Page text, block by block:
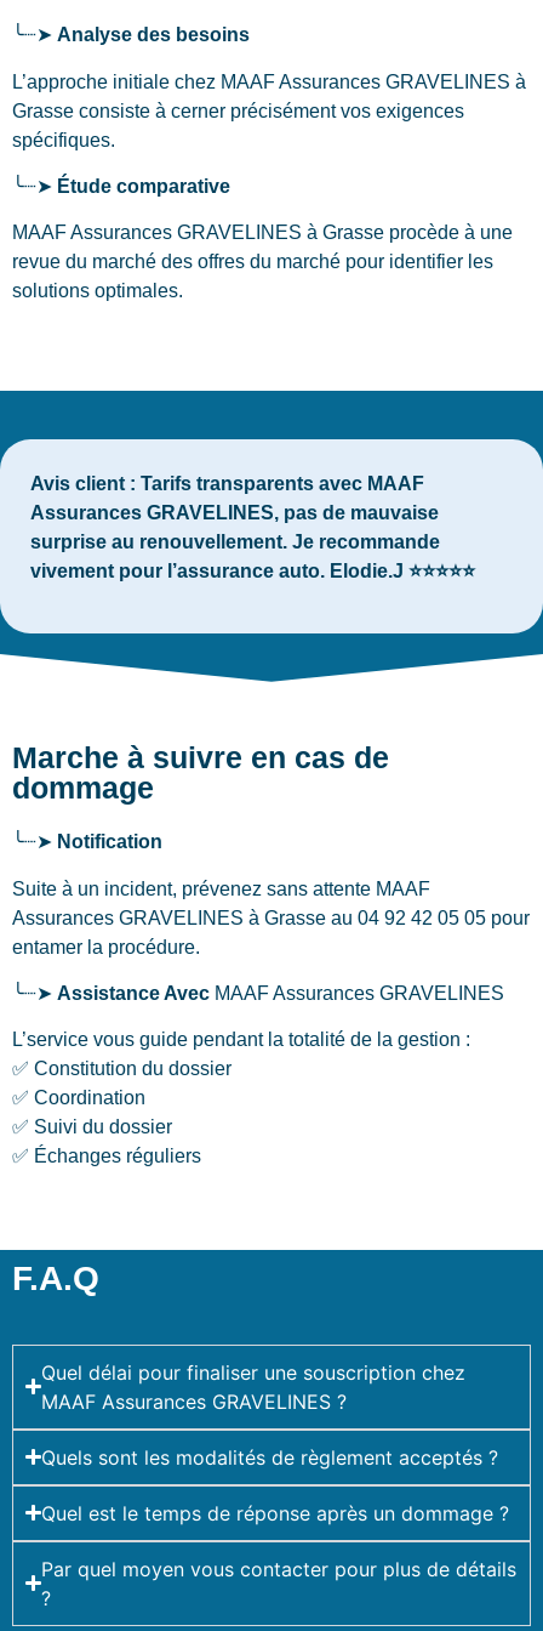
╰┈➤ Analyse des besoins
L’approche initiale chez MAAF Assurances GRAVELINES à
Grasse consiste à cerner précisément vos exigences
spécifiques.
╰┈➤ Étude comparative
MAAF Assurances GRAVELINES à Grasse procède à une
revue du marché des offres du marché pour identifier les
solutions optimales.
Avis client : Tarifs transparents avec MAAF
Assurances GRAVELINES, pas de mauvaise
surprise au renouvellement. Je recommande
vivement pour l’assurance auto. Elodie.J ⭐⭐⭐⭐⭐
Marche à suivre en cas de
dommage
╰┈➤ Notification
Suite à un incident, prévenez sans attente MAAF
Assurances GRAVELINES à Grasse au 04 92 42 05 05 pour
entamer la procédure.
╰┈➤ Assistance Avec MAAF Assurances GRAVELINES
L’service vous guide pendant la totalité de la gestion :
✅ Constitution du dossier
✅ Coordination
✅ Suivi du dossier
✅ Échanges réguliers
F.A.Q
Quel délai pour finaliser une souscription chez
MAAF Assurances GRAVELINES ?
Quels sont les modalités de règlement acceptés ?
Quel est le temps de réponse après un dommage ?
Par quel moyen vous contacter pour plus de détails
?